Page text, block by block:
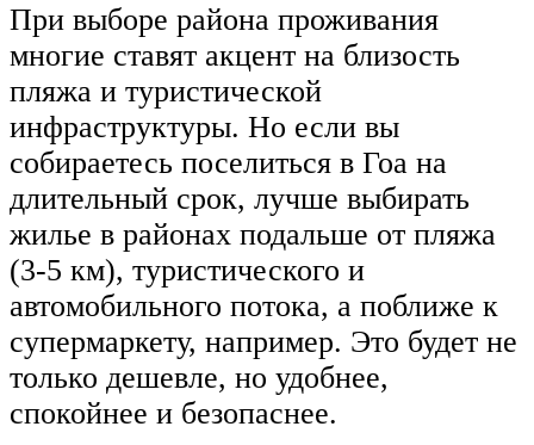
При выборе района проживания
многие ставят акцент на близость
пляжа и туристической
инфраструктуры. Но если вы
собираетесь поселиться в Гоа на
длительный срок, лучше выбирать
жилье в районах подальше от пляжа
(3-5 км), туристического и
автомобильного потока, а поближе к
супермаркету, например. Это будет не
только дешевле, но удобнее,
спокойнее и безопаснее.